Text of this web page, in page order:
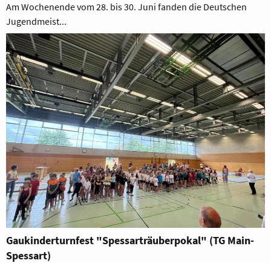
Am Wochenende vom 28. bis 30. Juni fanden die Deutschen
Jugendmeist...
Gaukinderturnfest "Spessarträuberpokal" (TG Main-
Spessart)